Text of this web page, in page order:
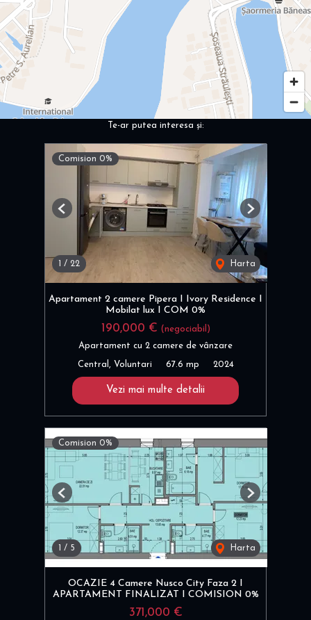
Te-ar putea interesa și:
Comision 0%
/ 22 Harta
Previous Next
Apartament 2 camere Pipera I Ivory Residence I
Mobilat lux I COM 0%
190,000 € (negociabil)
Apartament cu 2 camere de vânzare
Central, Voluntari 67.6 mp 2024
Vezi mai multe detalii
Comision 0%
1 / 5 Harta
Previous Next
OCAZIE 4 Camere Nusco City Faza 2 I
APARTAMENT FINALIZAT I COMISION 0%
371,000 €